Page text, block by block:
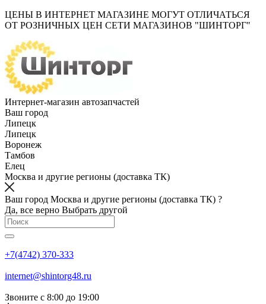
ЦЕНЫ В ИНТЕРНЕТ МАГАЗИНЕ МОГУТ ОТЛИЧАТЬСЯ
ОТ РОЗНИЧНЫХ ЦЕН СЕТИ МАГАЗИНОВ "ШИНТОРГ"
Интернет-магазин автозапчастей
Ваш город
Липецк
Липецк
Воронеж
Тамбов
Елец
Москва и другие регионы (доставка ТК)
Ваш город Москва и другие регионы (доставка ТК) ?
Да, все верно Выбрать другой
+7(4742) 370-333
internet@shintorg48.ru
Звоните с 8:00 до 19:00